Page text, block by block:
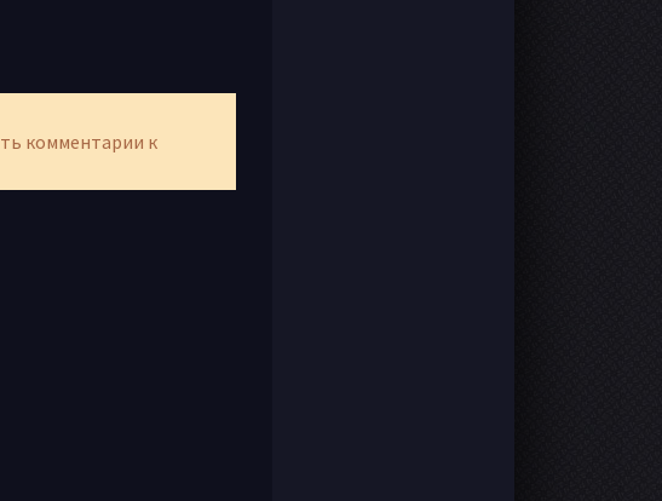
комментарии к